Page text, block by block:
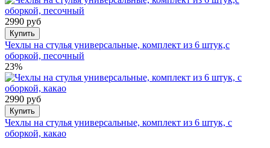
2990 руб
Купить
Чехлы на стулья универсальные, комплект из 6 штук,с
оборкой, песочный
23%
2990 руб
Купить
Чехлы на стулья универсальные, комплект из 6 штук, с
оборкой, какао